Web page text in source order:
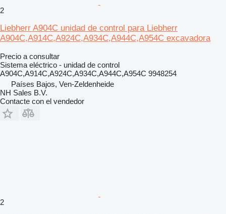
2
Liebherr A904C unidad de control para Liebherr
A904C,A914C,A924C,A934C,A944C,A954C excavadora
Precio a consultar
Sistema eléctrico - unidad de control
A904C,A914C,A924C,A934C,A944C,A954C 9948254
Países Bajos, Ven-Zeldenheide
NH Sales B.V.
Contacte con el vendedor
2